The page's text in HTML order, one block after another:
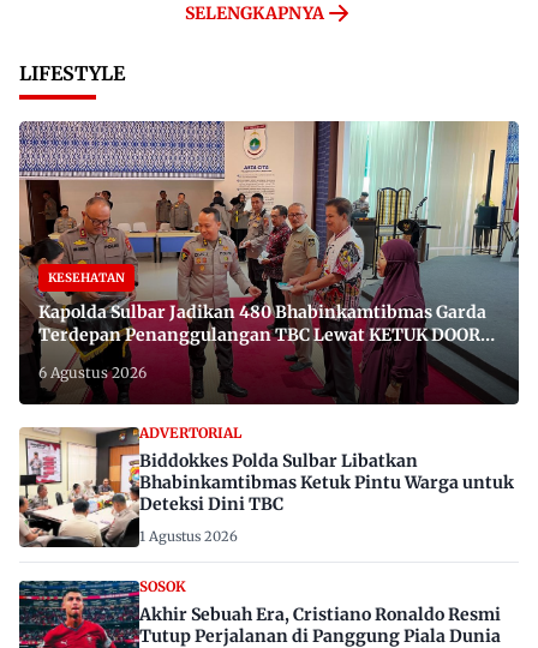
SELENGKAPNYA
LIFESTYLE
KESEHATAN
Kapolda Sulbar Jadikan 480 Bhabinkamtibmas Garda
Terdepan Penanggulangan TBC Lewat KETUK DOORS
di 650 Desa
6 Agustus 2026
ADVERTORIAL
Biddokkes Polda Sulbar Libatkan
Bhabinkamtibmas Ketuk Pintu Warga untuk
Deteksi Dini TBC
1 Agustus 2026
SOSOK
Akhir Sebuah Era, Cristiano Ronaldo Resmi
Tutup Perjalanan di Panggung Piala Dunia